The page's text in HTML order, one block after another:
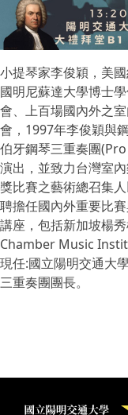
小提琴家李俊穎，美
國明尼蘇達大學博士
會、上百場國內外之
會，1997年李俊穎與
伯牙鋼琴三重奏團
演出，並致力台灣室
獎比賽之藝術總召集
聘擔任國內外重要比
講座，包括新加坡楊
Chamber Music
現任:國立陽明交通大
三重奏團團長。